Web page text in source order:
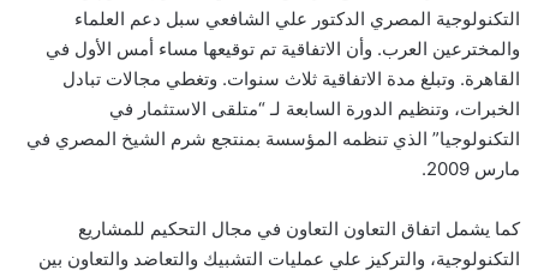
التكنولوجية المصري الدكتور علي الشافعي سبل دعم العلماء
والمخترعين العرب. وأن الاتفاقية تم توقيعها مساء أمس الأول في
القاهرة. وتبلغ مدة الاتفاقية ثلاث سنوات. وتغطي مجالات تبادل
الخبرات، وتنظيم الدورة السابعة لـ “متلقى الاستثمار في
التكنولوجيا” الذي تنظمه المؤسسة بمنتجع شرم الشيخ المصري في
مارس 2009.
كما يشمل اتفاق التعاون التعاون في مجال التحكيم للمشاريع
التكنولوجية، والتركيز علي عمليات التشبيك والتعاضد والتعاون بين